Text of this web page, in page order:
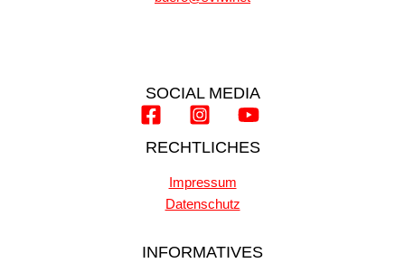
SOCIAL MEDIA
RECHTLICHES
Impressum
Datenschutz
INFORMATIVES